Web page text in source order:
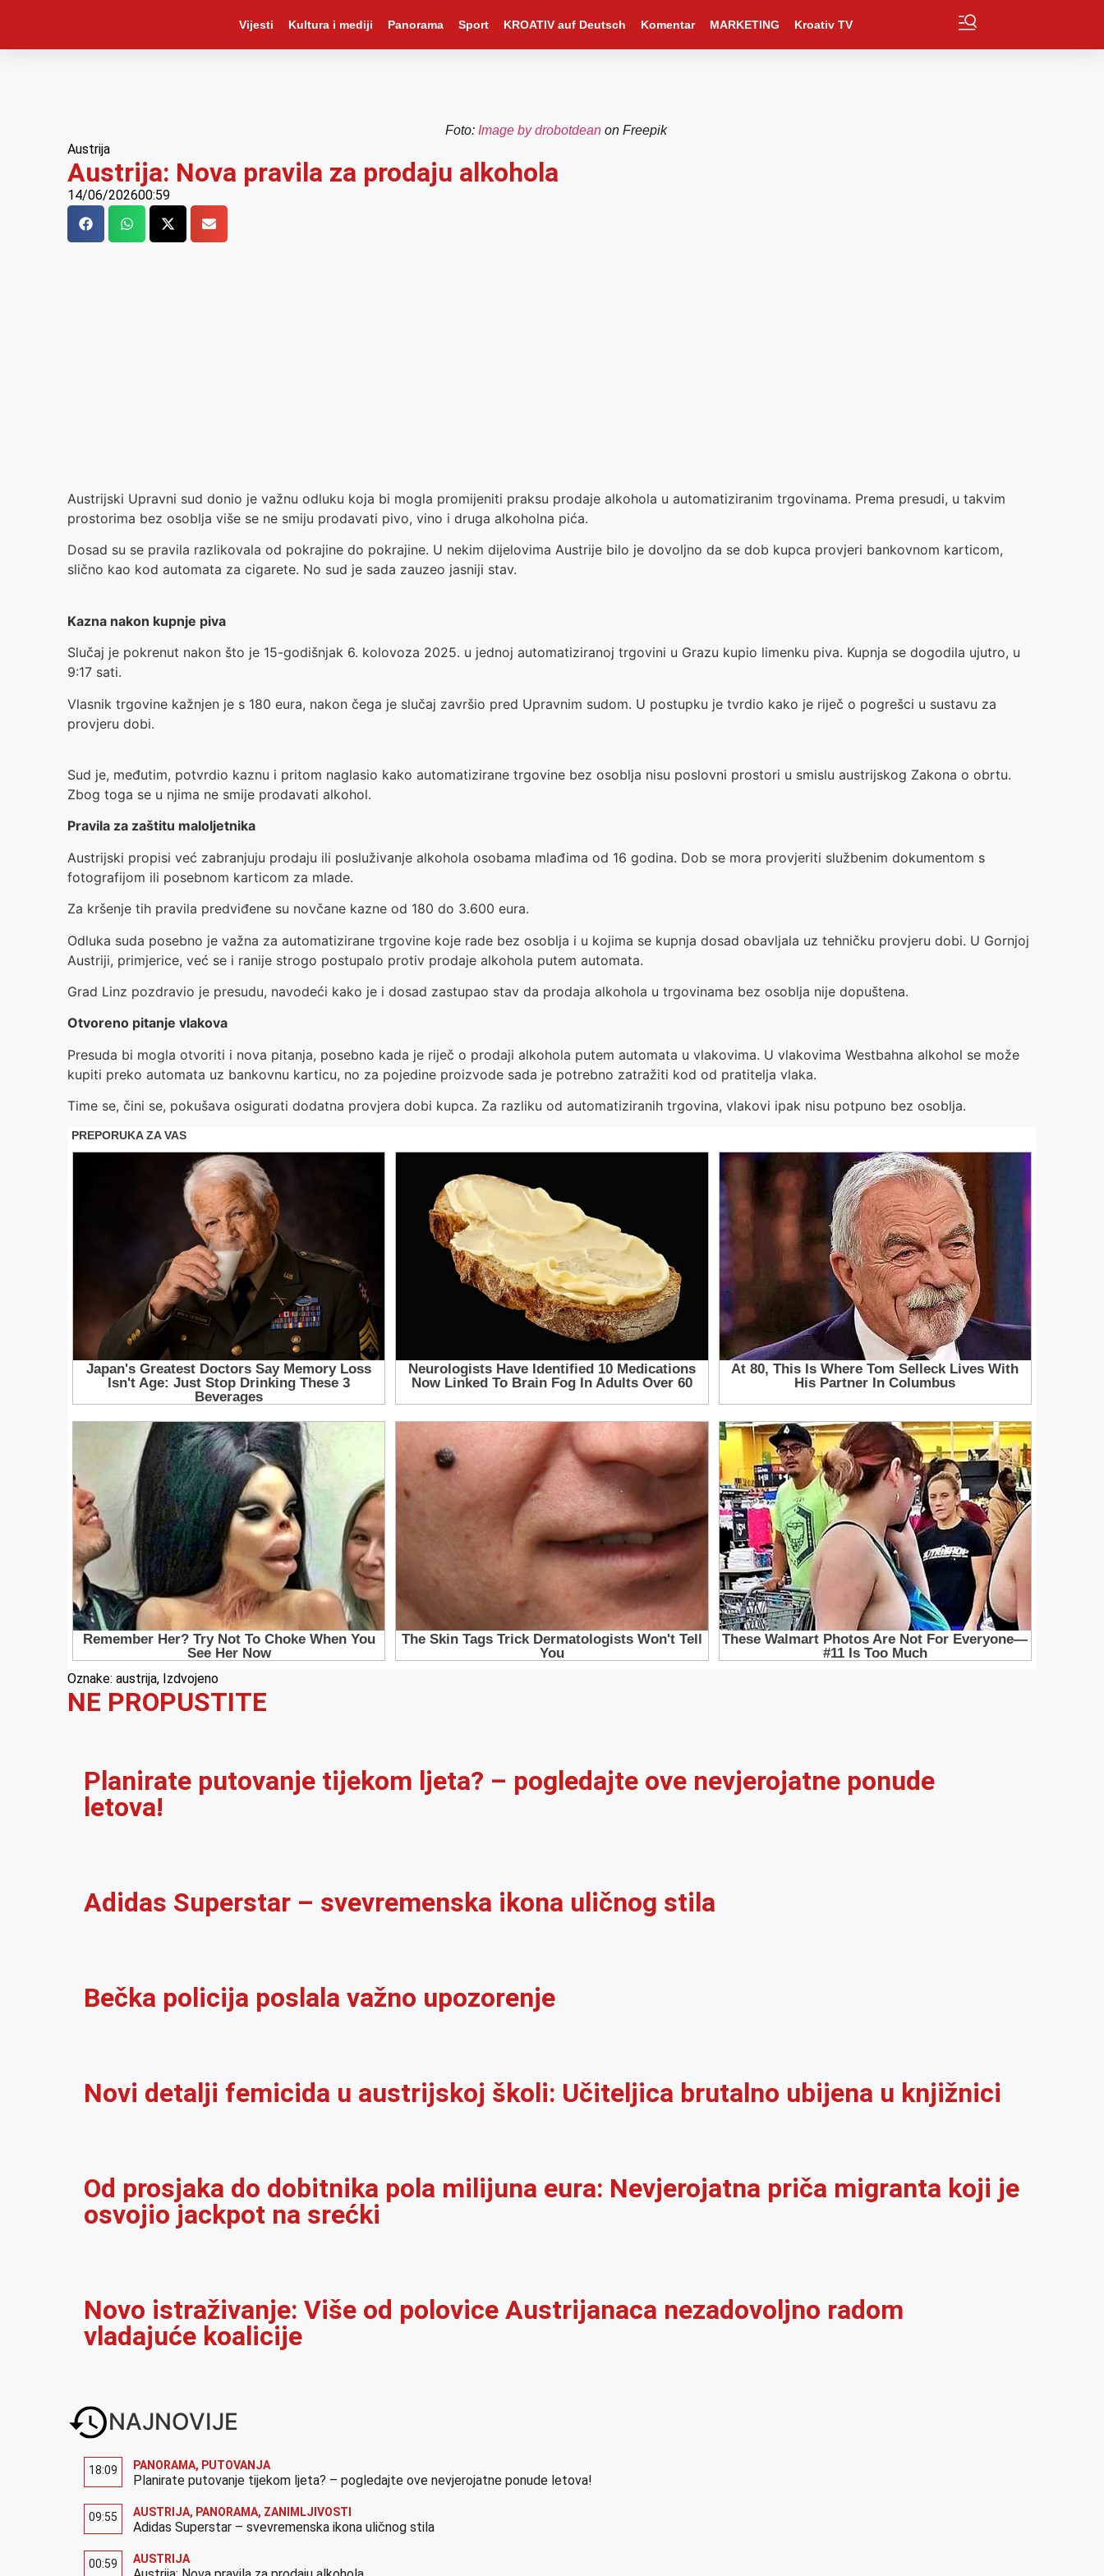
Vijesti Kultura i mediji Panorama Sport KROATIV auf Deutsch Komentar MARKETING Kroativ TV
Foto: Image by drobotdean on Freepik
Austrija
Austrija: Nova pravila za prodaju alkohola
14/06/202600:59
Austrijski Upravni sud donio je važnu odluku koja bi mogla promijeniti praksu prodaje alkohola u automatiziranim trgovinama. Prema presudi, u takvim
prostorima bez osoblja više se ne smiju prodavati pivo, vino i druga alkoholna pića.
Dosad su se pravila razlikovala od pokrajine do pokrajine. U nekim dijelovima Austrije bilo je dovoljno da se dob kupca provjeri bankovnom karticom,
slično kao kod automata za cigarete. No sud je sada zauzeo jasniji stav.
Kazna nakon kupnje piva
Slučaj je pokrenut nakon što je 15-godišnjak 6. kolovoza 2025. u jednoj automatiziranoj trgovini u Grazu kupio limenku piva. Kupnja se dogodila ujutro, u
9:17 sati.
Vlasnik trgovine kažnjen je s 180 eura, nakon čega je slučaj završio pred Upravnim sudom. U postupku je tvrdio kako je riječ o pogrešci u sustavu za
provjeru dobi.
Sud je, međutim, potvrdio kaznu i pritom naglasio kako automatizirane trgovine bez osoblja nisu poslovni prostori u smislu austrijskog Zakona o obrtu.
Zbog toga se u njima ne smije prodavati alkohol.
Pravila za zaštitu maloljetnika
Austrijski propisi već zabranjuju prodaju ili posluživanje alkohola osobama mlađima od 16 godina. Dob se mora provjeriti službenim dokumentom s
fotografijom ili posebnom karticom za mlade.
Za kršenje tih pravila predviđene su novčane kazne od 180 do 3.600 eura.
Odluka suda posebno je važna za automatizirane trgovine koje rade bez osoblja i u kojima se kupnja dosad obavljala uz tehničku provjeru dobi. U Gornjoj
Austriji, primjerice, već se i ranije strogo postupalo protiv prodaje alkohola putem automata.
Grad Linz pozdravio je presudu, navodeći kako je i dosad zastupao stav da prodaja alkohola u trgovinama bez osoblja nije dopuštena.
Otvoreno pitanje vlakova
Presuda bi mogla otvoriti i nova pitanja, posebno kada je riječ o prodaji alkohola putem automata u vlakovima. U vlakovima Westbahna alkohol se može
kupiti preko automata uz bankovnu karticu, no za pojedine proizvode sada je potrebno zatražiti kod od pratitelja vlaka.
Time se, čini se, pokušava osigurati dodatna provjera dobi kupca. Za razliku od automatiziranih trgovina, vlakovi ipak nisu potpuno bez osoblja.
Oznake: austrija, Izdvojeno
NE PROPUSTITE
Planirate putovanje tijekom ljeta? – pogledajte ove nevjerojatne ponude
letova!
Adidas Superstar – svevremenska ikona uličnog stila
Bečka policija poslala važno upozorenje
Novi detalji femicida u austrijskoj školi: Učiteljica brutalno ubijena u knjižnici
Od prosjaka do dobitnika pola milijuna eura: Nevjerojatna priča migranta koji je
osvojio jackpot na srećki
Novo istraživanje: Više od polovice Austrijanaca nezadovoljno radom
vladajuće koalicije
NAJNOVIJE
18:09 PANORAMA, PUTOVANJA
Planirate putovanje tijekom ljeta? – pogledajte ove nevjerojatne ponude letova!
09:55 AUSTRIJA, PANORAMA, ZANIMLJIVOSTI
Adidas Superstar – svevremenska ikona uličnog stila
00:59 AUSTRIJA